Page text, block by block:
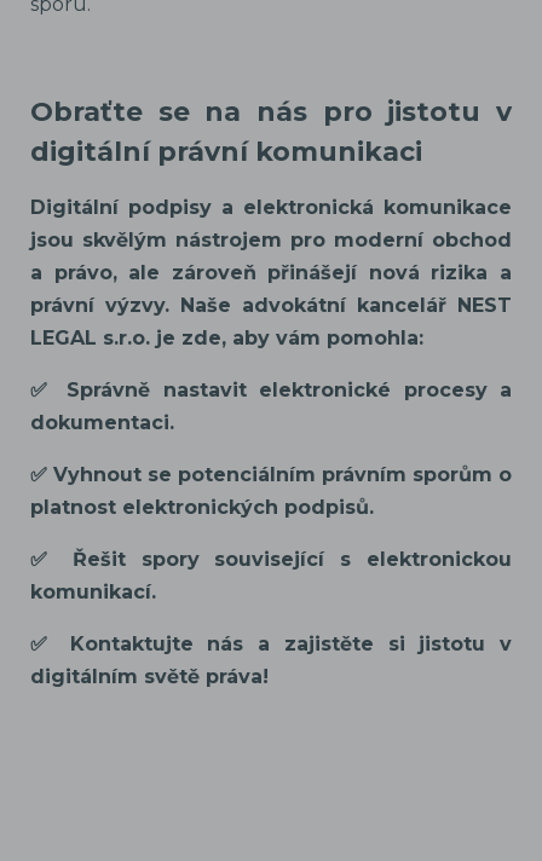
Obraťte se na nás pro jistotu v
digitální právní komunikaci
Digitální podpisy a elektronická komunikace
jsou skvělým nástrojem pro moderní obchod
a právo, ale zároveň přinášejí nová rizika a
právní výzvy. Naše advokátní kancelář NEST
LEGAL s.r.o. je zde, aby vám pomohla:
✅ Správně nastavit elektronické procesy a
dokumentaci.
✅ Vyhnout se potenciálním právním sporům o
platnost elektronických podpisů.
✅ Řešit spory související s elektronickou
komunikací.
✅ Kontaktujte nás a zajistěte si jistotu v
digitálním světě práva!